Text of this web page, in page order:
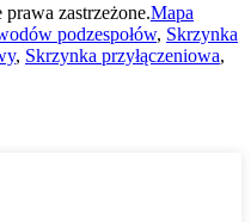
zastrzeżone.Mapa
podzespołów, Skrzynka
, Skrzynka przyłączeniowa,